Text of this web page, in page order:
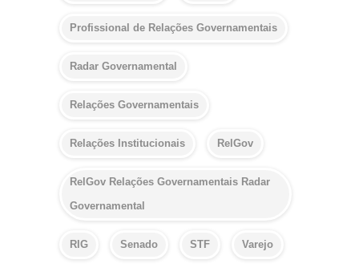
Profissional de Relações Governamentais
Radar Governamental
Relações Governamentais
Relações Institucionais RelGov
RelGov Relações Governamentais Radar
Governamental
RIG Senado STF Varejo